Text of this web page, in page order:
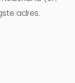
adres.